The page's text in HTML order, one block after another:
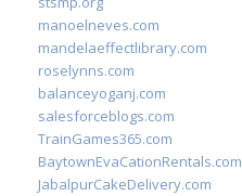
manoelneves.com
mandelaeffectlibrary.com
roselynns.com
balanceyoganj.com
salesforceblogs.com
TrainGames365.com
BaytownEvaCationRentals.com
JabalpurCakeDelivery.com